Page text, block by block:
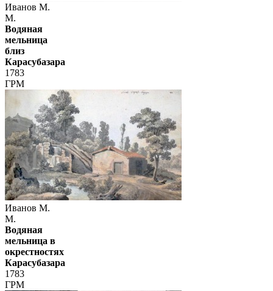
Иванов М.
М.
Водяная
мельница
близ
Карасубазара
1783
ГРМ
Иванов М.
М.
Водяная
мельница в
окрестностях
Карасубазара
1783
ГРМ